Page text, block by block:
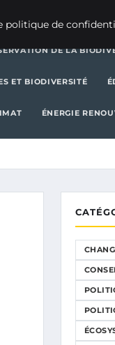
DE LA
ET BIODIVERSITÉ
ÉNERGIE
politique de